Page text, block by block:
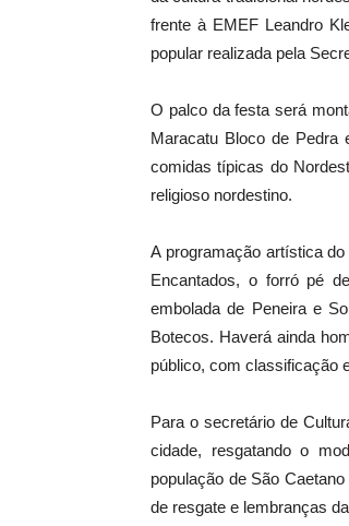
frente à EMEF Leandro
popular realizada pela
O palco da festa será
Maracatu Bloco de Pedra
comidas típicas do
religioso nordestino.
A programação artística
Encantados, o forró pé
embolada de Peneira e
Botecos. Haverá ainda
público, com classificação
Para o secretário de
cidade, resgatando o
população de São
de resgate e lembranças